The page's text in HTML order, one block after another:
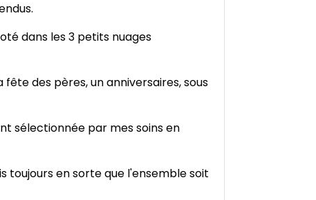
dans les 3 petits nuages
des pères, un anniversaires, sous
sélectionnée par mes soins en
toujours en sorte que l'ensemble soit